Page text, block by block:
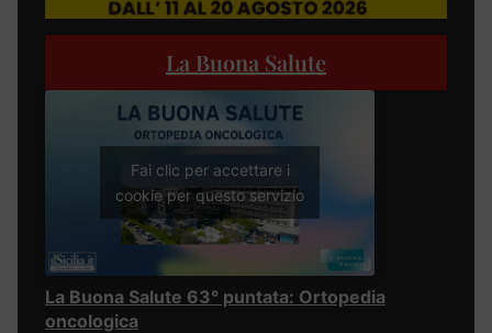
La Buona Salute
Fai clic per accettare i
cookie per questo servizio
La Buona Salute 63° puntata: Ortopedia
oncologica